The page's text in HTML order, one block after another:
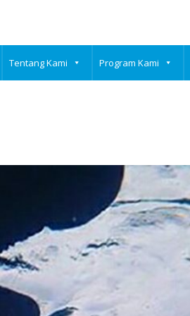
Tentang Kami Program Kami